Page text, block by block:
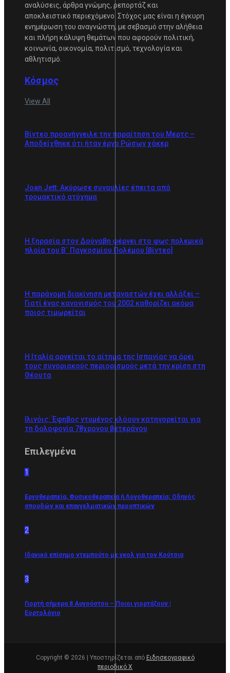
αναλύσεις, άρθρα γνώμης, ρεπορτάζ και
αποκλειστικό περιεχόμενο. Στόχος μας είναι η έγκυρη
ενημέρωση του αναγνώστη, με σεβασμό στην αλήθεια
και πλήρη κάλυψη θεμάτων που αφορούν πολιτική,
κοινωνία, οικονομία, πολιτισμό, τεχνολογία και
αθλητισμό.
Κόσμος
View All
Βίντεο προανήγγειλε την παραίτηση του Μερτς –
Αποδείχθηκε ότι ήταν έργο Ρώσων χάκερ
Joan Jett: Ακύρωσε συναυλίες έπειτα από
τρομακτικό ατύχημα
Η ξηρασία στον Δούναβη φέρνει στο φως πολεμικά
πλοία του Β´ Παγκοσμίου Πολέμου [βίντεο]
Η παράνομη διακίνηση μεταναστών έχει αλλάξει –
Γιατί ένας κανονισμός του 2002 καθορίζει ακόμα
ποιος τιμωρείται
Η Ιταλία αρνείται το αίτημα της Ισπανίας να άρει
τους συνοριακούς περιορισμούς μετά την κρίση στη
Θέουτα
Ιλινόις: Έφηβος ντυμένος κλόουν κατηγορείται για
τη δολοφονία 78χρονου βετεράνου
Επιλεγμένα
1
Εργοθεραπεία, Φυσικοθεραπεία ή Λογοθεραπεία; Οδηγός
σπουδών και επαγγελματικών προοπτικών
2
Ιδανικό επίσημο ντεμπούτο με γκολ για τον Κούτσια
3
Γιορτή σήμερα 8 Αυγούστου – Ποιοι γιορτάζουν |
Εορτολόγιο
Copyright © 2026 | Υποστηρίζεται από Ειδησεογραφικό
περιοδικό Χ